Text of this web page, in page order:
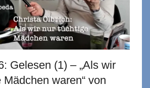
Gelesen (1) – „Als wir
waren“ von